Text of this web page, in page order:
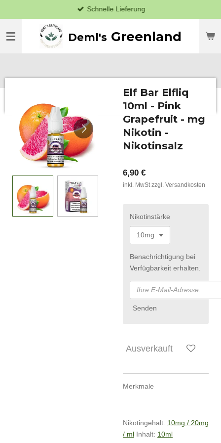
Hauptinhalt
springen
Deml's Greenland
Schnelle Lieferung
Elf Bar Elfliq
10ml - Pink
Grapefruit - mg
Nikotin -
Nikotinsalz
6,90 €
inkl. MwSt zzgl. Versandkosten
Nikotinstärke
Benachrichtigung bei
Verfügbarkeit erhalten.
Senden
Ausverkauft
Merkmale
Nikotingehalt: 10mg / 20mg
/ ml Inhalt: 10ml